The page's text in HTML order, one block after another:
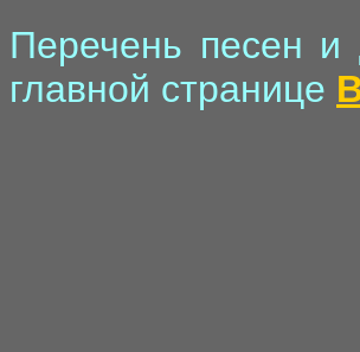
Перечень песен
главной странице